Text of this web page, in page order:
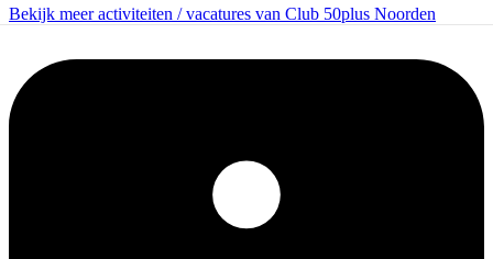
Bekijk meer activiteiten / vacatures van Club 50plus Noorden